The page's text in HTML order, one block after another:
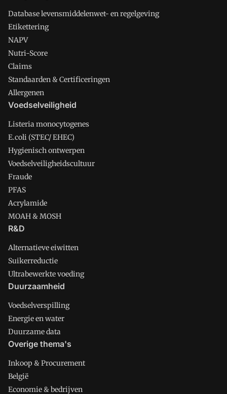
Database levensmiddelenwet- en regelgeving
Etikettering
NAPV
Nutri-Score
Claims
Standaarden & Certificeringen
Allergenen
Voedselveiligheid
Listeria monocytogenes
E.coli (STEC/ EHEC)
Hygienisch ontwerpen
Voedselveiligheidscultuur
Fraude
PFAS
Acrylamide
MOAH & MOSH
R&D
Alternatieve eiwitten
Suikerreductie
Ultrabewerkte voeding
Duurzaamheid
Voedselverspilling
Energie en water
Duurzame data
Overige thema's
Inkoop & Procurement
België
Economie & bedrijven